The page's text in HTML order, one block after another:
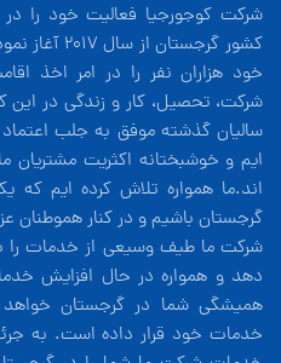
شرکت کوجورجیا فعالیت خود را
کشور
خود هزاران نفر را در امر اخذ
شرکت، تحصیل، کار و زندگی در
سالیان گذشته موفق به جلب
ایم و خوشبختانه اکثریت مشتریان
اند.ما همواره تلاش کرده ایم که
گرجستان باشیم و در کنار هموطنان
شرکت ما طیف وسیعی از خدمات را
دهد و همواره در حال افزایش
همیشگی شما در گرجستان
خدمات خود قرار داده است. به